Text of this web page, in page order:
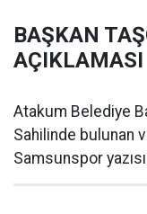
BAŞKAN
AÇIKLAMASI
Atakum Belediye
Sahilinde bulunan
Samsunspor